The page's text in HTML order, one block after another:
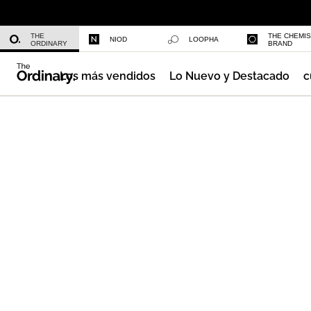
THE
ORDINARY
NIOD LOOPHA
THE
BRAND
Los más vendidos Lo Nuevo y Destacado
Multi-Peptide Serum for Hair